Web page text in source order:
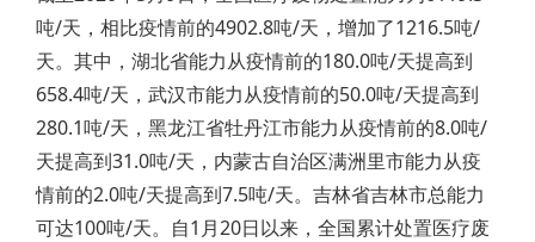
吨/天，相比疫情前的4902.8吨/天，增加了1216.5吨/
天。其中，湖北省能力从疫情前的180.0吨/天提高到
658.4吨/天，武汉市能力从疫情前的50.0吨/天提高到
280.1吨/天，黑龙江省牡丹江市能力从疫情前的8.0吨/
天提高到31.0吨/天，内蒙古自治区满洲里市能力从疫
情前的2.0吨/天提高到7.5吨/天。吉林省吉林市总能力
可达100吨/天。自1月20日以来，全国累计处置医疗废